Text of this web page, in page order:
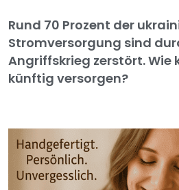
Rund 70 Prozent der
Stromversorgung sind
Angriffskrieg zerstört. Wie
künftig versorgen?